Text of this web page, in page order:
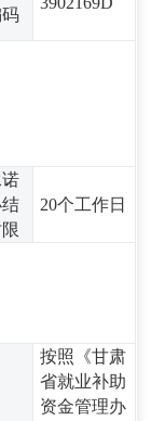
20个工作日
按照《甘肃
省就业补助
资金管理办